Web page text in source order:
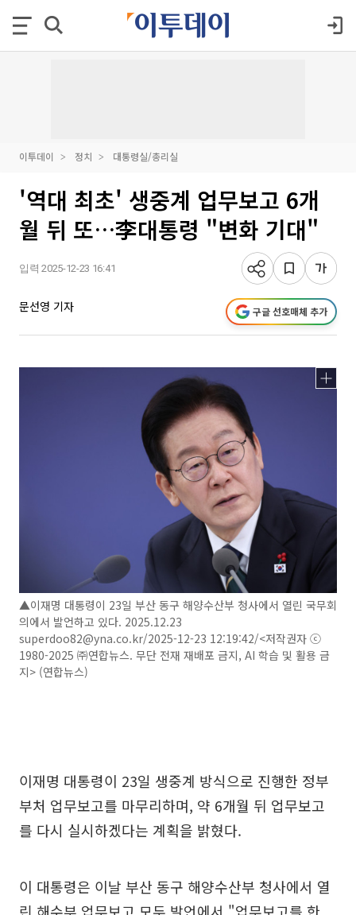
이투데이 정치 대통령실/총리실
'역대 최초' 생중계 업무보고 6개
월 뒤 또…李대통령 "변화 기대"
입력 2025-12-23 16:41
문선영 기자 구글 선호매체 추가
▲이재명 대통령이 23일 부산 동구 해양수산부 청사에서 열린 국무회
의에서 발언하고 있다. 2025.12.23
superdoo82@yna.co.kr/2025-12-23 12:19:42/<저작권자 ⓒ
1980-2025 ㈜연합뉴스. 무단 전재 재배포 금지, AI 학습 및 활용 금
지> (연합뉴스)
이재명 대통령이 23일 생중계 방식으로 진행한 정부
부처 업무보고를 마무리하며, 약 6개월 뒤 업무보고
를 다시 실시하겠다는 계획을 밝혔다.
이 대통령은 이날 부산 동구 해양수산부 청사에서 열